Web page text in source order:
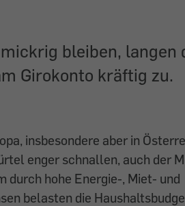
bleiben, langen
Girokonto kräftig zu.
insbesondere aber in
enger schnallen, auch der
durch hohe Energie-, Miet- und
belasten die